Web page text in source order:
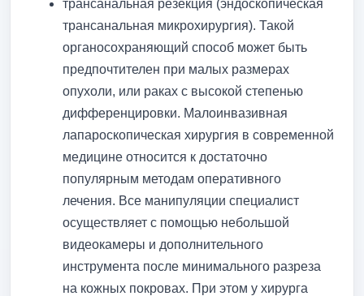
трансанальная резекция (эндоскопическая
трансанальная микрохирургия). Такой
органосохраняющий способ может быть
предпочтителен при малых размерах
опухоли, или раках с высокой степенью
дифференцировки. Малоинвазивная
лапароскопическая хирургия в современной
медицине относится к достаточно
популярным методам оперативного
лечения. Все манипуляции специалист
осуществляет с помощью небольшой
видеокамеры и дополнительного
инструмента после минимального разреза
на кожных покровах. При этом у хирурга